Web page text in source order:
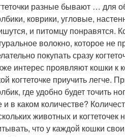
разные бывают … для
коврики, угловые,
и питомцу понравятся.
волокно, которое не
покупать сразу
интерес проявляют кошки к
когтеточке приучить
где удобно будет точить
и в каком количестве?
животных и
что у каждой кошки